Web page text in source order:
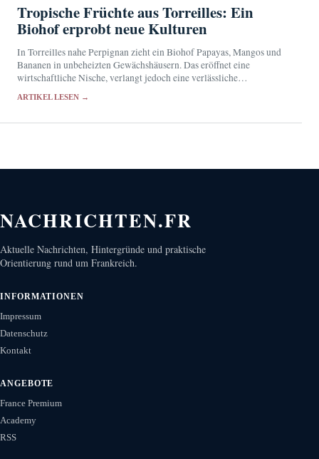
Tropische Früchte aus Torreilles: Ein
Biohof erprobt neue Kulturen
In Torreilles nahe Perpignan zieht ein Biohof Papayas, Mangos und
Bananen in unbeheizten Gewächshäusern. Das eröffnet eine
wirtschaftliche Nische, verlangt jedoch eine verlässliche
ARTIKEL LESEN →
NACHRICHTEN.FR
Aktuelle Nachrichten, Hintergründe und praktische
Orientierung rund um Frankreich.
INFORMATIONEN
Impressum
Datenschutz
Kontakt
ANGEBOTE
France Premium
Academy
RSS